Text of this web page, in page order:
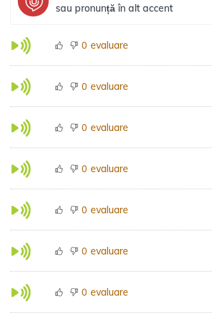
sau pronunță în alt accent
0 evaluare
0 evaluare
0 evaluare
0 evaluare
0 evaluare
0 evaluare
0 evaluare